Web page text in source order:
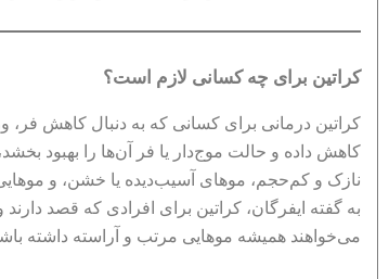
کراتین برای چه کسانی لازم است؟
کراتین درمانی برای کسانی که به دنبال کاهش
کاهش داده و حالت موج‌دار یا فر آن‌ها را بهبود
نازک و کم‌حجم، موهای آسیب‌دیده یا خشن، و
به گفته ایفرگان، کراتین برای افرادی که قصد
می‌خواهند همیشه موهایی مرتب و آراسته داشته